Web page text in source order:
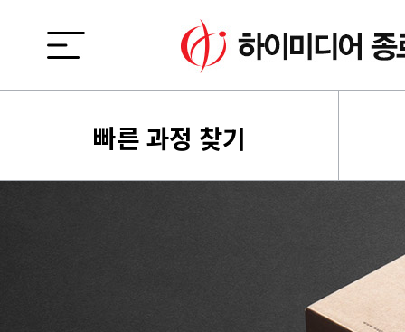
빠른 과정 찾기